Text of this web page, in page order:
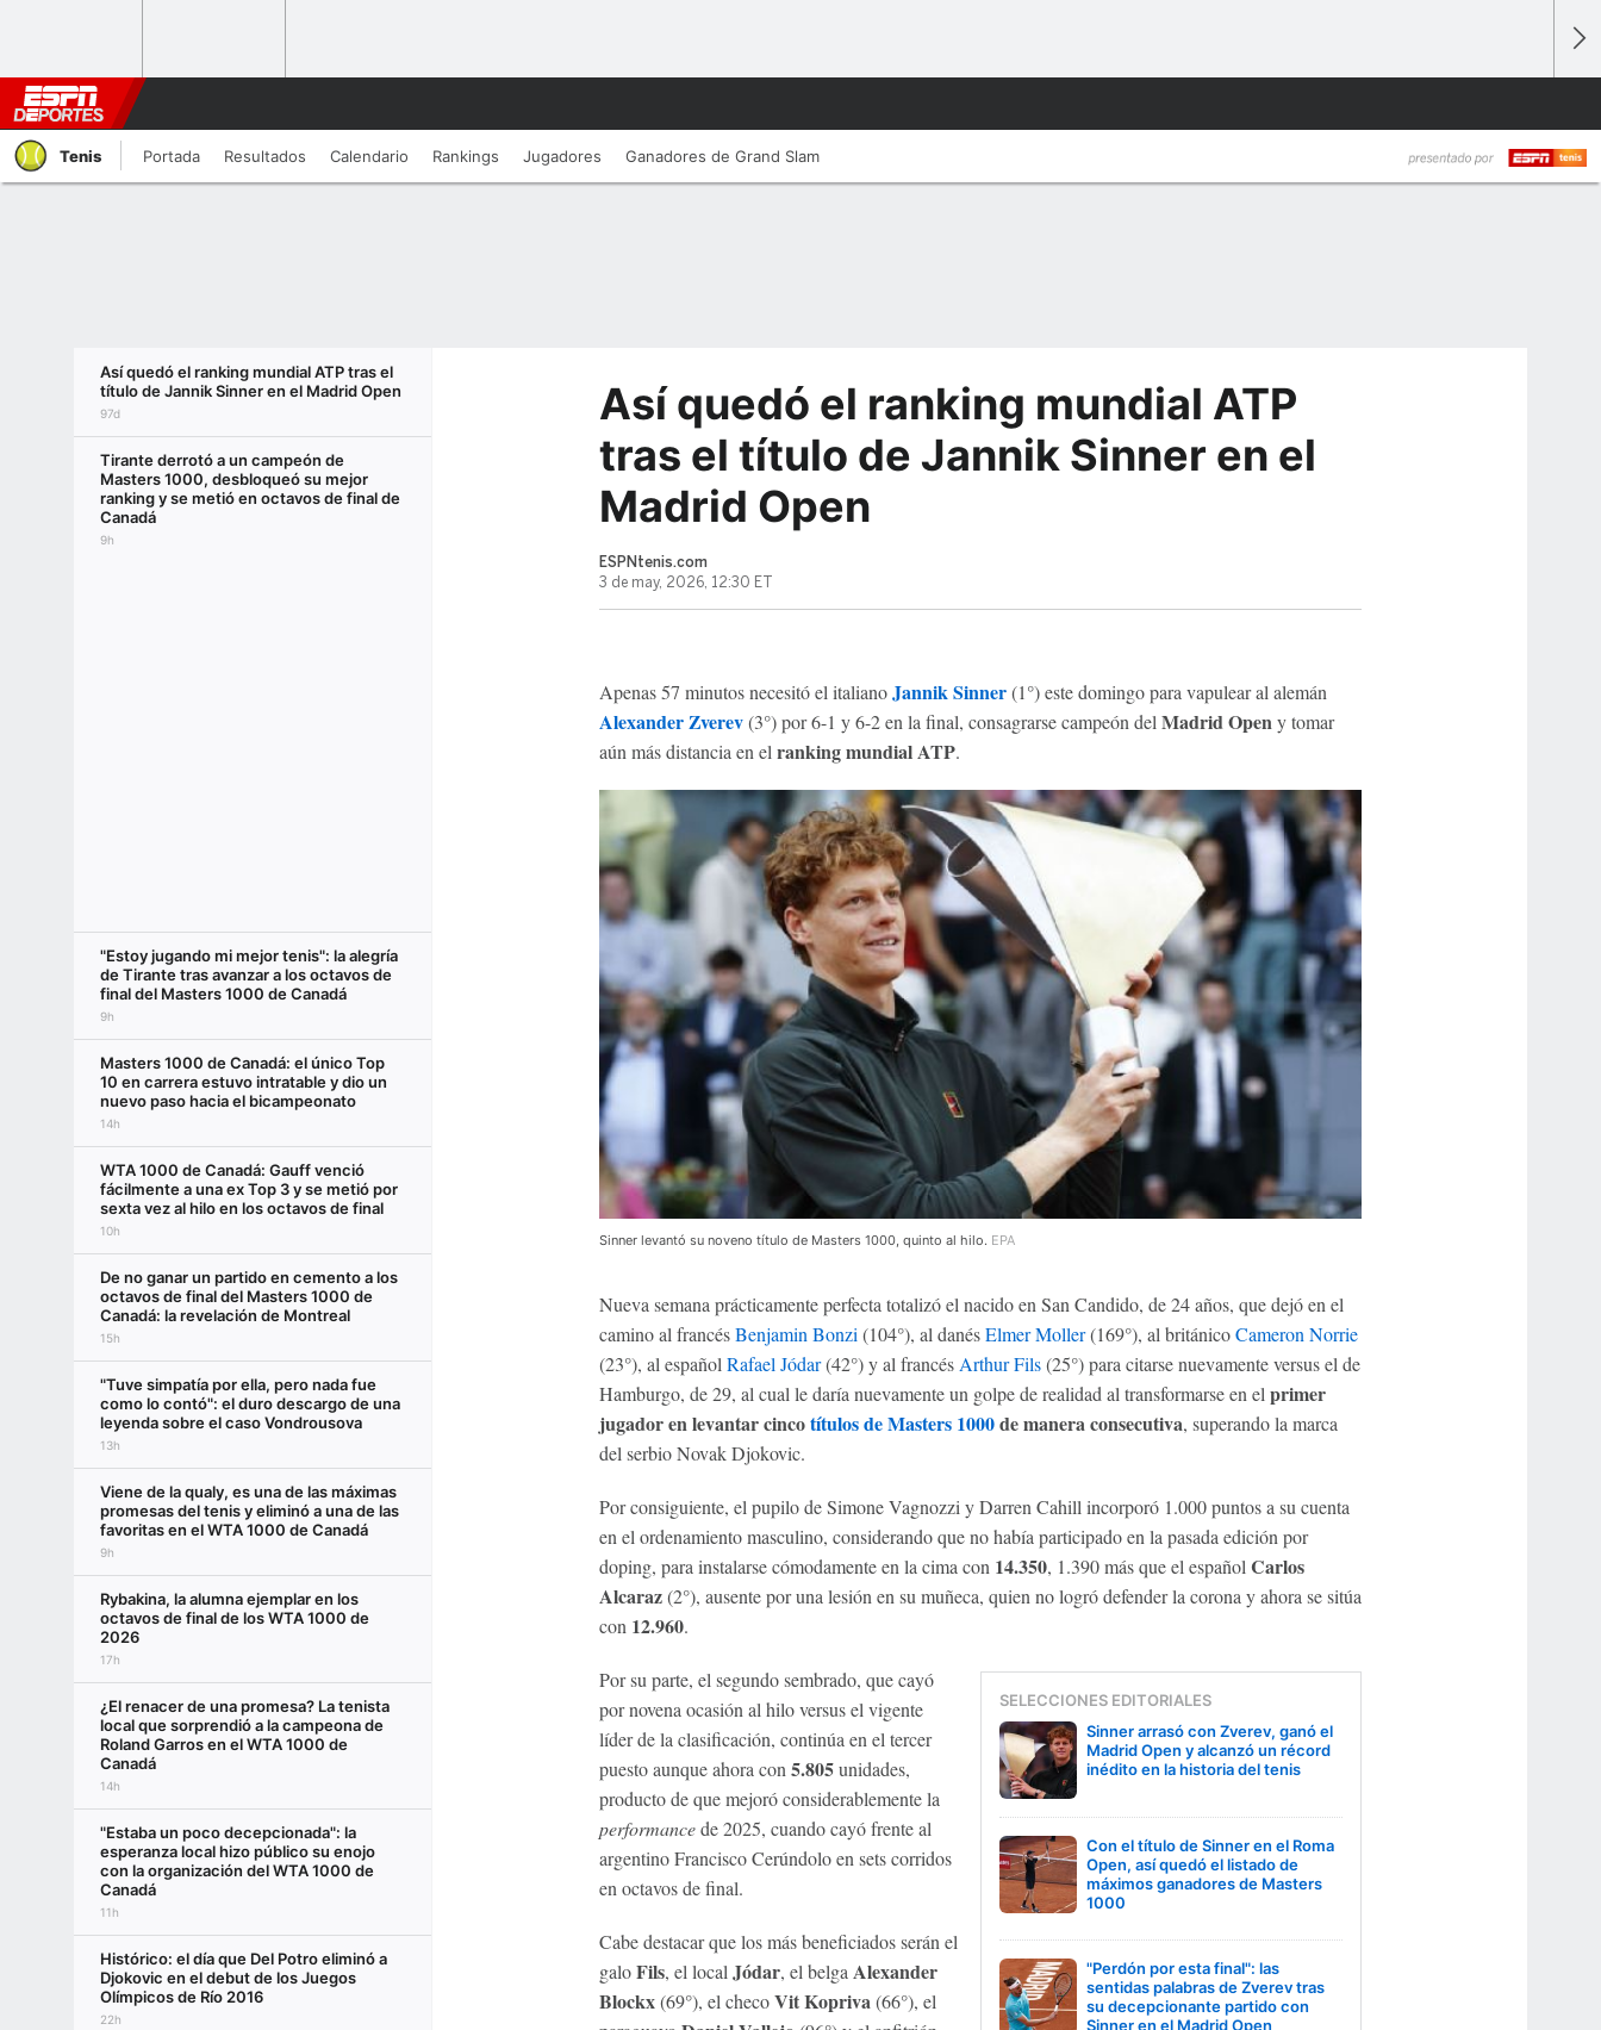
Tenis Portada Resultados Calendario Rankings Jugadores Ganadores de Grand Slam
Así quedó el ranking mundial ATP tras el
título de Jannik Sinner en el Madrid Open
97d
Tirante derrotó a un campeón de
Masters 1000, desbloqueó su mejor
ranking y se metió en octavos de final de
Canadá
9h
"Estoy jugando mi mejor tenis": la alegría
de Tirante tras avanzar a los octavos de
final del Masters 1000 de Canadá
9h
Masters 1000 de Canadá: el único Top
10 en carrera estuvo intratable y dio un
nuevo paso hacia el bicampeonato
14h
WTA 1000 de Canadá: Gauff venció
fácilmente a una ex Top 3 y se metió por
sexta vez al hilo en los octavos de final
10h
De no ganar un partido en cemento a los
octavos de final del Masters 1000 de
Canadá: la revelación de Montreal
15h
"Tuve simpatía por ella, pero nada fue
como lo contó": el duro descargo de una
leyenda sobre el caso Vondrousova
13h
Viene de la qualy, es una de las máximas
promesas del tenis y eliminó a una de las
favoritas en el WTA 1000 de Canadá
9h
Rybakina, la alumna ejemplar en los
octavos de final de los WTA 1000 de
2026
17h
¿El renacer de una promesa? La tenista
local que sorprendió a la campeona de
Roland Garros en el WTA 1000 de
Canadá
14h
"Estaba un poco decepcionada": la
esperanza local hizo público su enojo
con la organización del WTA 1000 de
Canadá
11h
Histórico: el día que Del Potro eliminó a
Djokovic en el debut de los Juegos
Olímpicos de Río 2016
22h
Así quedó el ranking mundial ATP
tras el título de Jannik Sinner en el
Madrid Open
ESPNtenis.com
3 de may, 2026, 12:30 ET
Apenas 57 minutos necesitó el italianoJannik Sinner(1°) este domingo para vapulear al alemán
Alexander Zverev(3°) por 6-1 y 6-2 en la final, consagrarse campeón delMadrid Open y tomar
aún más distancia en el ranking mundial ATP.
Sinner levantó su noveno título de Masters 1000, quinto al hilo. EPA
Nueva semana prácticamente perfecta totalizó el nacido en San Candido, de 24 años, que dejó en el
camino al francésBenjamin Bonzi(104°), al danésElmer Moller(169°), al británicoCameron Norrie
(23°), al españolRafael Jódar(42°) y al francésArthur Fils(25°) para citarse nuevamente versus el de
Hamburgo, de 29, al cual le daría nuevamente un golpe de realidad al transformarse en elprimer
jugador en levantar cincotítulos de Masters 1000de manera consecutiva, superando la marca
del serbio Novak Djokovic.
Por consiguiente, el pupilo de Simone Vagnozzi y Darren Cahill incorporó 1.000 puntos a su cuenta
en el ordenamiento masculino, considerando que no había participado en la pasada edición por
doping, para instalarse cómodamente en la cima con14.350, 1.390 más que el españolCarlos
Alcaraz(2°), ausente por una lesión en su muñeca, quien no logró defender la corona y ahora se sitúa
con 12.960.
SELECCIONES EDITORIALES
Sinner arrasó con Zverev, ganó el
Madrid Open y alcanzó un récord
inédito en la historia del tenis
Con el título de Sinner en el Roma
Open, así quedó el listado de
máximos ganadores de Masters
1000
"Perdón por esta final": las
sentidas palabras de Zverev tras
su decepcionante partido con
Sinner en el Madrid Open
Por su parte, el segundo sembrado, que cayó
por novena ocasión al hilo versus el vigente
líder de la clasificación, continúa en el tercer
puesto aunque ahora con5.805unidades,
producto de que mejoró considerablemente la
performancede 2025, cuando cayó frente al
argentino Francisco Cerúndolo en sets corridos
en octavos de final.
Cabe destacar que los más beneficiados serán el
galoFils, el localJódar, el belgaAlexander
Blockx(69°), el checoVit Kopriva(66°), el